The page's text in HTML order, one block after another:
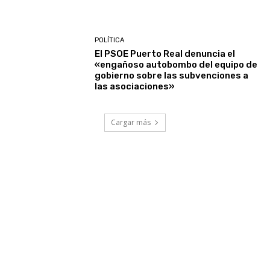
POLÍTICA
El PSOE Puerto Real denuncia el
«engañoso autobombo del equipo de
gobierno sobre las subvenciones a
las asociaciones»
Cargar más